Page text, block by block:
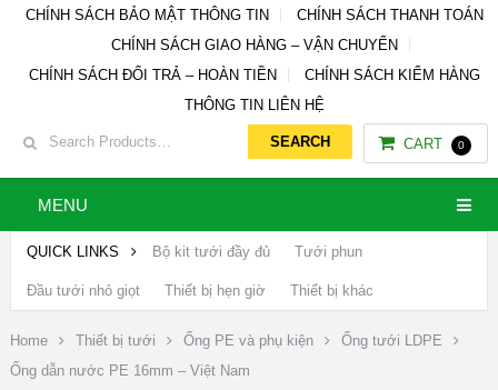
CHÍNH SÁCH BẢO MẬT THÔNG TIN
CHÍNH SÁCH THANH TOÁN
CHÍNH SÁCH GIAO HÀNG – VẬN CHUYỂN
CHÍNH SÁCH ĐỔI TRẢ – HOÀN TIỀN
CHÍNH SÁCH KIỂM HÀNG
THÔNG TIN LIÊN HỆ
CART 0
MENU
QUICK LINKS Bộ kit tưới đầy đủ Tưới phun
Đầu tưới nhỏ giọt Thiết bị hẹn giờ Thiết bị khác
Home Thiết bị tưới Ống PE và phụ kiện
Ống tưới LDPE
Ống dẫn nước PE 16mm – Việt Nam